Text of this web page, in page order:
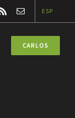
Rss
CorreoESP
CARLOS